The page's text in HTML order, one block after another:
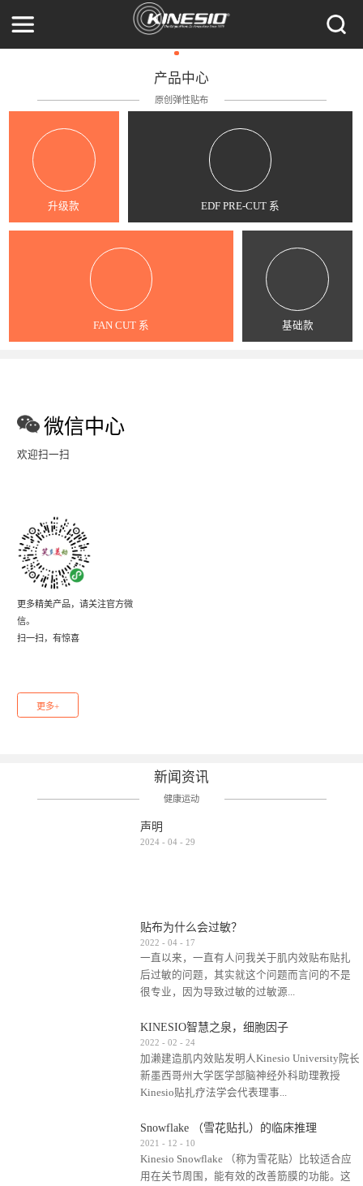
产品中心
原创弹性贴布
升级款 EDF PRE-CUT 系
FAN CUT 系 基础款
微信中心
欢迎扫一扫
更多精美产品，请关注官方微
信。
扫一扫，有惊喜
更多+
新闻资讯
健康运动
声明
2024 - 04 - 29
贴布为什么会过敏？
2022 - 04 - 17
一直以来，一直有人问我关于肌内效贴布贴扎
后过敏的问题，其实就这个问题而言问的不是
很专业，因为导致过敏的过敏源...
很多，比如试穿件衣服有时都会过敏，特定条
件下吃东西有时也会过敏，难道不吃不穿了？
其他品牌的在此我们不予评价，就KINESIO肌内
效贴布来说，40多年的研究开发制造肌内效贴
比如我本人，几乎天天接触KINESIO肌内效，无
论从皮肤适应性还是本人皮肤本身就不属于不
易过敏的那种，基本不会有过敏瘙痒的情况。
但是，当身体不适、休息不好、持续紧张等特
KINESIO智慧之泉，细胞因子
2022 - 02 - 24
加濑建造肌内效贴发明人Kinesio University院长
新墨西哥州大学医学部脑神经外科助理教授
Kinesio贴扎疗法学会代表理事...
Kinesio Taping Association International
（KTAI）名誉会长 身体具有免疫、疼痛、细胞
破坏、发热、修复、增殖、再生等自然愈合能
Snowflake （雪花贴扎）的临床推理
2021 - 12 - 10
Kinesio Snowflake （称为雪花贴）比较适合应
用在关节周围，能有效的改善筋膜的功能。这